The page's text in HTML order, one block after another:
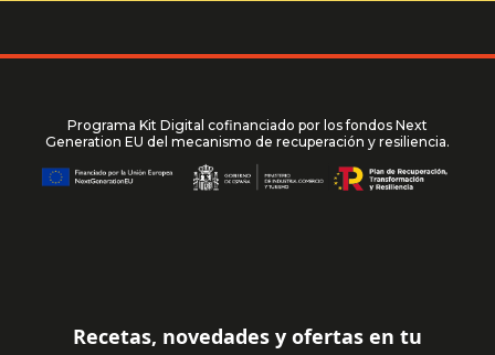
Programa Kit Digital cofinanciado por los fondos Next
Generation EU del mecanismo de recuperación y resiliencia.
Recetas, novedades y ofertas en tu